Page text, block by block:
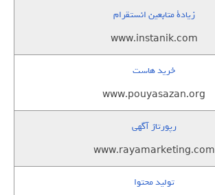
زيادة متابعين انستقرام
www.instanik.com
خرید هاست
www.pouyasazan.org
رپورتاژ آگهی
www.rayamarketing.com
تولید محتوا